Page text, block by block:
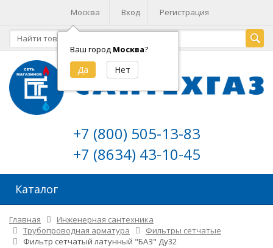
Москва
Ваш город Москва?
Вход Регистрация
+7 (800) 505-13-83
+7 (8634) 43-10-45
Каталог
Главная
Инженерная сантехника
Трубопроводная арматура
Фильтры сетчатые
Фильтр сетчатый латунный "БАЗ" Ду32